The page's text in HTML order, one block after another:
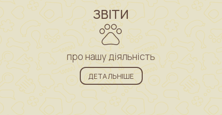
ЗВІТИ
про нашу діяльність
ДЕТАЛЬНІШЕ